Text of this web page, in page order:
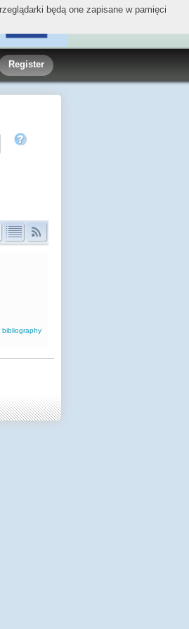
Register
bibliography
będą one zapisane w pamięci